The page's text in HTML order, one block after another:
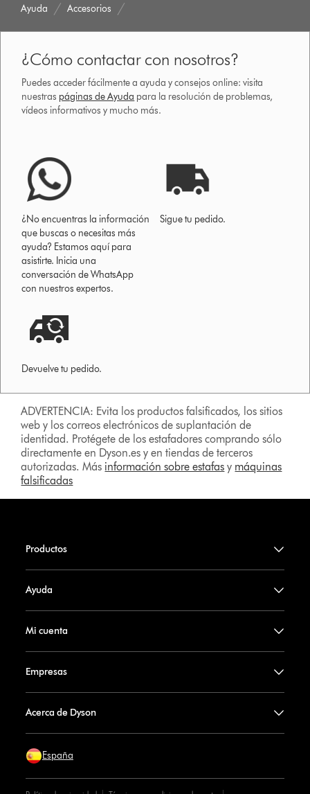
Ayuda Accesorios
¿Cómo contactar con nosotros?
Puedes acceder fácilmente a ayuda y consejos online: visita
nuestras páginas de Ayuda para la resolución de problemas,
vídeos informativos y mucho más.
¿No encuentras la información
que buscas o necesitas más
ayuda? Estamos aquí para
asistirte. Inicia una
conversación de WhatsApp
con nuestros expertos.
Sigue tu pedido.
Devuelve tu pedido.
ADVERTENCIA: Evita los productos falsificados, los sitios
web y los correos electrónicos de suplantación de
identidad. Protégete de los estafadores comprando sólo
directamente en Dyson.es y en tiendas de terceros
autorizadas. Más información sobre estafas y máquinas
falsificadas
Productos
Ayuda
Mi cuenta
Empresas
Acerca de Dyson
España